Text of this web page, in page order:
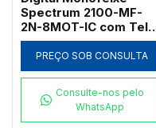
Spectrum 2100-MF-
2N-8MOT-IC com Tela
de 7" Banda 2nm 21
CFR e Carrossel 8
Posições
PREÇO SOB CONSULTA
Consulte-nos pelo
WhatsApp